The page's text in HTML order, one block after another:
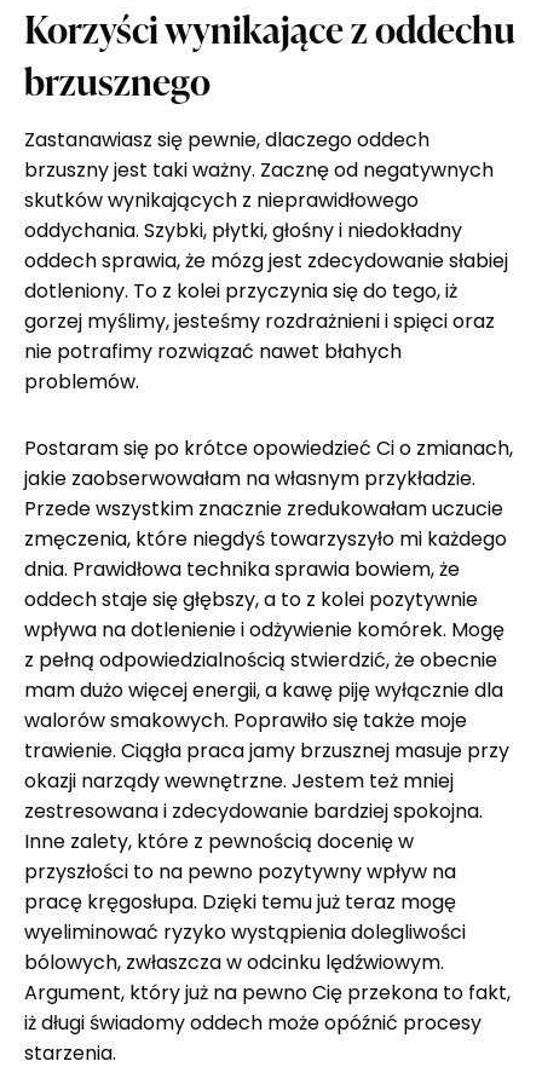
Korzyści wynikające z oddechu
brzusznego
Zastanawiasz się pewnie, dlaczego oddech
brzuszny jest taki ważny. Zacznę od negatywnych
skutków wynikających z nieprawidłowego
oddychania. Szybki, płytki, głośny i niedokładny
oddech sprawia, że mózg jest zdecydowanie słabiej
dotleniony. To z kolei przyczynia się do tego, iż
gorzej myślimy, jesteśmy rozdrażnieni i spięci oraz
nie potrafimy rozwiązać nawet błahych
problemów.
Postaram się po krótce opowiedzieć Ci o zmianach,
jakie zaobserwowałam na własnym przykładzie.
Przede wszystkim znacznie zredukowałam uczucie
zmęczenia, które niegdyś towarzyszyło mi każdego
dnia. Prawidłowa technika sprawia bowiem, że
oddech staje się głębszy, a to z kolei pozytywnie
wpływa na dotlenienie i odżywienie komórek. Mogę
z pełną odpowiedzialnością stwierdzić, że obecnie
mam dużo więcej energii, a kawę piję wyłącznie dla
walorów smakowych. Poprawiło się także moje
trawienie. Ciągła praca jamy brzusznej masuje przy
okazji narządy wewnętrzne. Jestem też mniej
zestresowana i zdecydowanie bardziej spokojna.
Inne zalety, które z pewnością docenię w
przyszłości to na pewno pozytywny wpływ na
pracę kręgosłupa. Dzięki temu już teraz mogę
wyeliminować ryzyko wystąpienia dolegliwości
bólowych, zwłaszcza w odcinku lędźwiowym.
Argument, który już na pewno Cię przekona to fakt,
iż długi świadomy oddech może opóźnić procesy
starzenia.